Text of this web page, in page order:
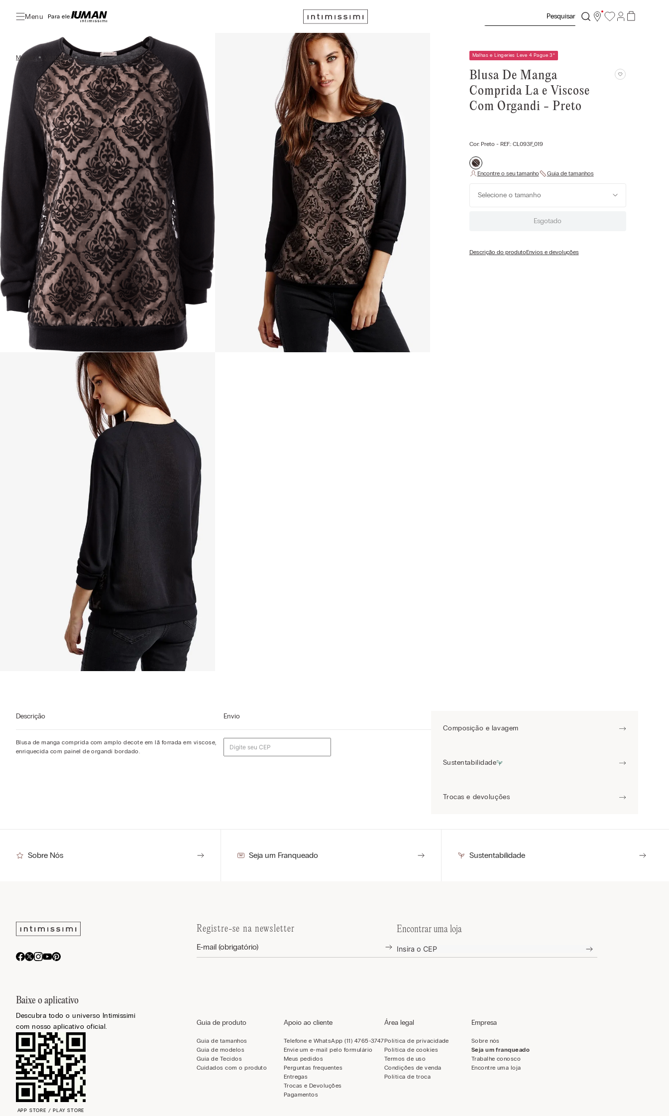
Menu Para ele:
Mulher Vestuário Blusa Malhas e Lingeries Leve 4 Pague 3*
Blusa De Manga
Comprida La e Viscose
Com Organdi - Preto
Cor: Preto- REF.: CL093F_019
Selecione o tamanho
Esgotado
Descrição do produtoEnvios e devoluções
Descrição
Blusa de manga comprida com amplo decote em lã forrada em viscose,
enriquecida com painel de organdí bordado.
Envio
Composição e lavagem
Sustentabilidade
Trocas e devoluções
Sobre Nós Seja um Franqueado Sustentabilidade
Baixe o aplicativo
Descubra todo o universo Intimissimi
com nosso aplicativo oficial.
APP STORE / PLAY STORE
Registre-se na newsletter Encontrar uma loja
Guia de produto
Guia de tamanhos
Guia de modelos
Guia de Tecidos
Cuidados com o produto
Apoio ao cliente
Telefone e WhatsApp (11) 4765-3747
Envie um e-mail pelo formulário
Meus pedidos
Perguntas frequentes
Entregas
Trocas e Devoluções
Pagamentos
Área legal
Política de privacidade
Política de cookies
Termos de uso
Condições de venda
Política de troca
Empresa
Sobre nós
Seja um franqueado
Trabalhe conosco
Encontre uma loja